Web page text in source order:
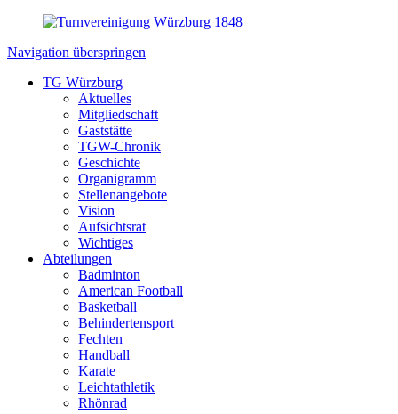
Navigation überspringen
TG Würzburg
Aktuelles
Mitgliedschaft
Gaststätte
TGW-Chronik
Geschichte
Organigramm
Stellenangebote
Vision
Aufsichtsrat
Wichtiges
Abteilungen
Badminton
American Football
Basketball
Behindertensport
Fechten
Handball
Karate
Leichtathletik
Rhönrad